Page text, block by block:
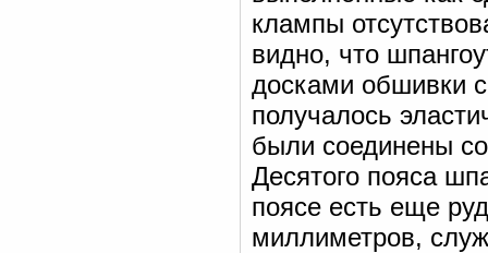
клампы
видно, что
досками обшивки
получалось
были соединены
Десятого пояса
поясе есть еще
миллиметров,